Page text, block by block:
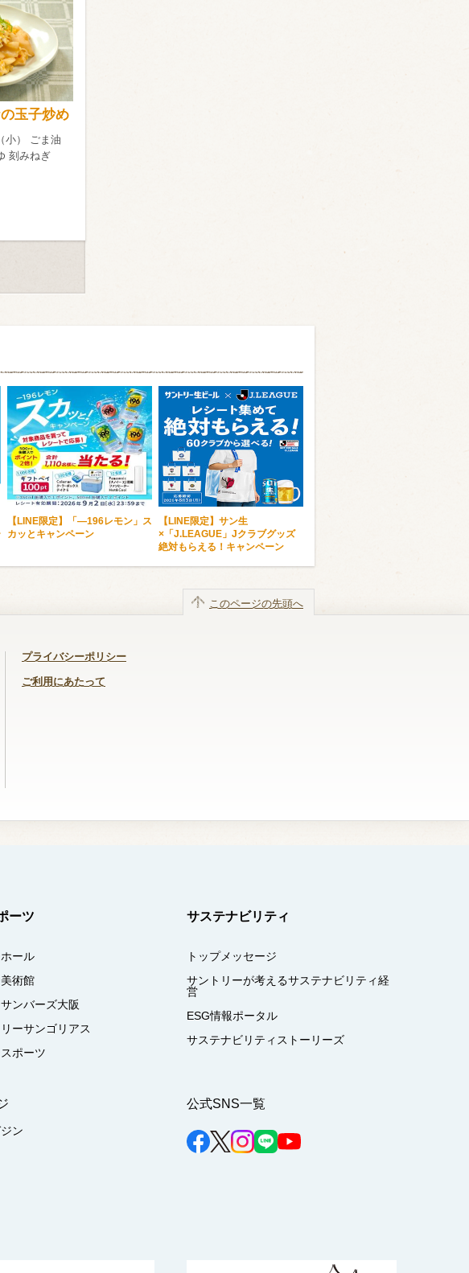
玉子炒め
小） ごま油
刻みねぎ
【LINE限定】「―196レモン」ス
カッとキャンペーン
【LINE限定】サン生
×「J.LEAGUE」Jクラブグッズ
絶対もらえる！キャンペーン
プライバシーポリシー
ご利用にあたって
このページの先頭へ
ーツ
ール
術館
ンバーズ大阪
ーサンゴリアス
ポーツ
サステナビリティ
トップメッセージ
サントリーが考えるサステナビリティ経
営
ESG情報ポータル
サステナビリティストーリーズ
ン
公式SNS一覧